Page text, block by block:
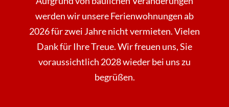
werden wir unsere Ferienwohnungen ab
2026 für zwei Jahre nicht vermieten. Vielen
Dank für Ihre Treue. Wir freuen uns, Sie
voraussichtlich 2028 wieder bei uns zu
begrüßen.